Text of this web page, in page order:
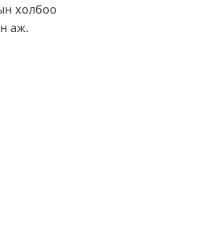
холбоо
аж.